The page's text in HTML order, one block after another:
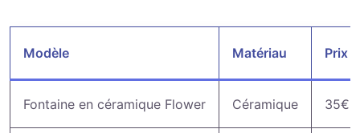
Modèle Matériau Prix
Fontaine en céramique Flower Céramique 35€